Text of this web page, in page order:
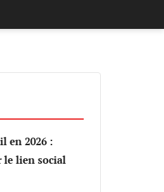
en 2026 :
le lien social